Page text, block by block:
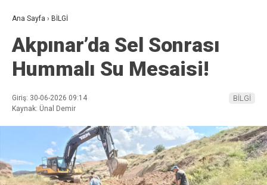
Ana Sayfa › BİLGİ
Akpınar’da Sel Sonrası
Hummalı Su Mesaisi!
Giriş: 30-06-2026 09:14
Kaynak: Ünal Demir
BİLGİ